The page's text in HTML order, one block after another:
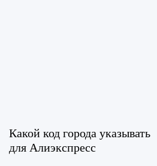
Какой код города указывать
для Алиэкспресс